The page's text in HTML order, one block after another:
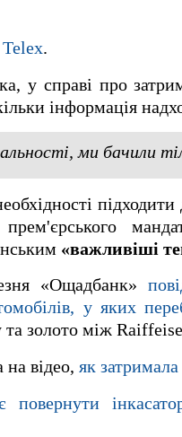
Telex.
у справі про
інформація
ми бачили
«важливіші
«Ощадбанк»
у яких
та золото між
відео, як
повернути